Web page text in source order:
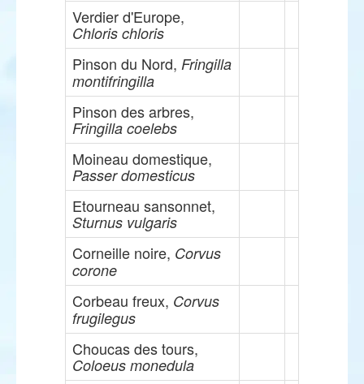
Verdier d'Europe,
Chloris chloris
Pinson du Nord, Fringilla
montifringilla
Pinson des arbres,
Fringilla coelebs
Moineau domestique,
Passer domesticus
Etourneau sansonnet,
Sturnus vulgaris
Corneille noire, Corvus
corone
Corbeau freux, Corvus
frugilegus
Choucas des tours,
Coloeus monedula